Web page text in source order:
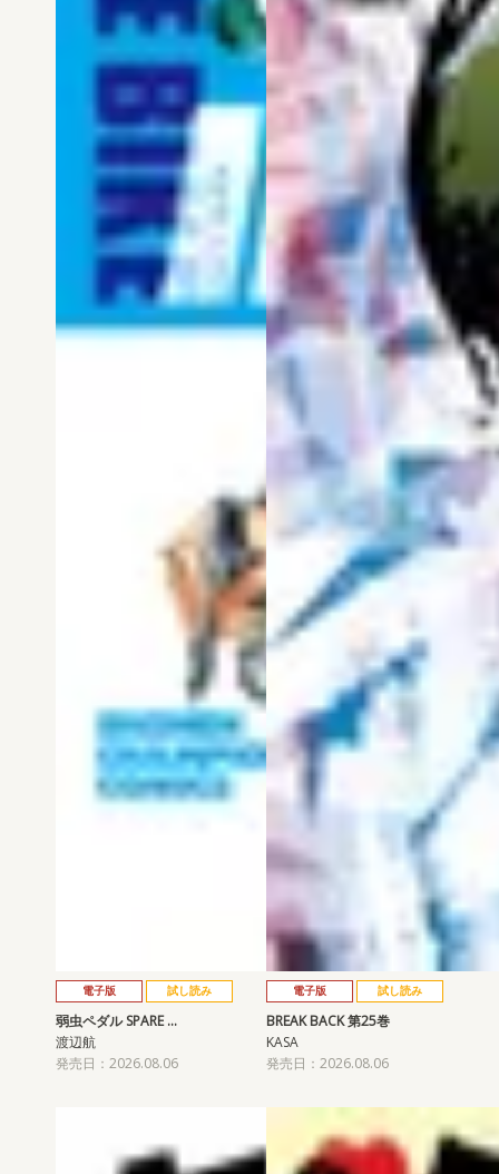
電子版 試し読み
弱虫ペダル SPARE …
渡辺航
発売日：2026.08.06
電子版 試し読み
BREAK BACK 第25巻
KASA
発売日：2026.08.06